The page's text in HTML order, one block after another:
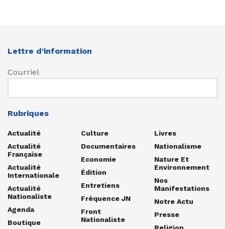
Lettre d’information
Courriel
Rubriques
Actualité
Actualité
Française
Actualité
Internationale
Actualité
Nationaliste
Agenda
Boutique
Culture
Documentaires
Economie
Édition
Entretiens
Fréquence JN
Front
Nationaliste
Livres
Nationalisme
Nature Et
Environnement
Nos
Manifestations
Notre Actu
Presse